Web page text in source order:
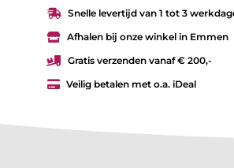
 Snelle levertijd van 1 tot 3
 Afhalen bij onze winkel in Emmen
 Gratis verzenden vanaf € 200,-
 Veilig betalen met o.a. iDeal